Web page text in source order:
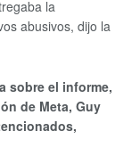
la
abusivos, dijo la
sobre el informe,
de Meta, Guy